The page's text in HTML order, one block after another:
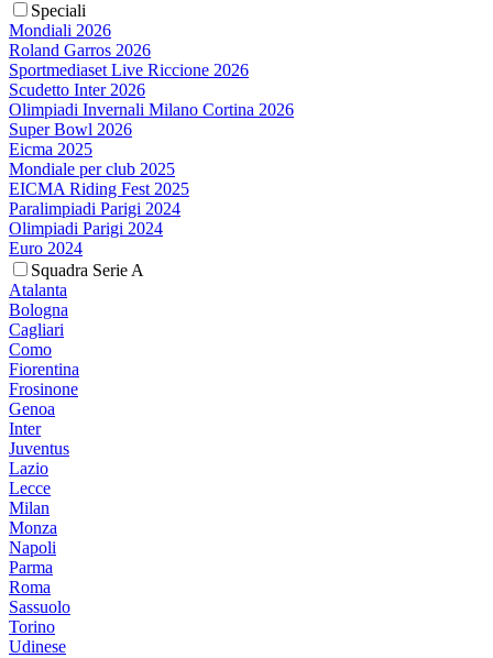
Speciali
Mondiali 2026
Roland Garros 2026
Sportmediaset Live Riccione 2026
Scudetto Inter 2026
Olimpiadi Invernali Milano Cortina 2026
Super Bowl 2026
Eicma 2025
Mondiale per club 2025
EICMA Riding Fest 2025
Paralimpiadi Parigi 2024
Olimpiadi Parigi 2024
Euro 2024
Squadra Serie A
Atalanta
Bologna
Cagliari
Como
Fiorentina
Frosinone
Genoa
Inter
Juventus
Lazio
Lecce
Milan
Monza
Napoli
Parma
Roma
Sassuolo
Torino
Udinese